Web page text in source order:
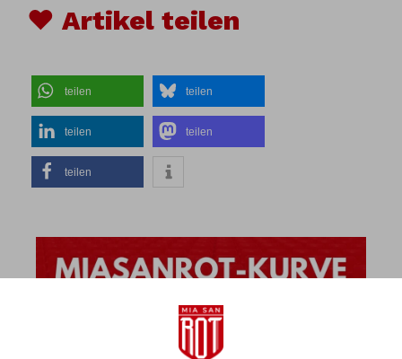
♥ Artikel teilen
teilen teilen
teilen teilen
teilen